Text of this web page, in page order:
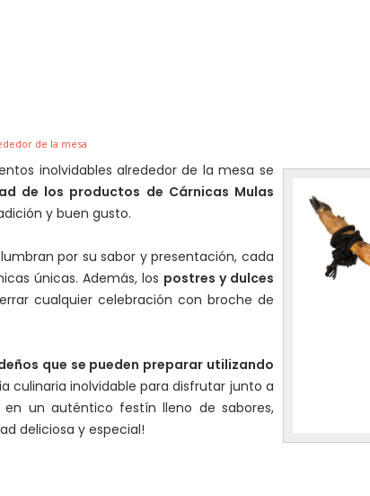
de la mesa
inolvidables alrededor de la mesa se
de los productos de Cárnicas Mulas
y buen gusto.
por su sabor y presentación, cada
únicas. Además, los postres y dulces
cualquier celebración con broche de
que se pueden preparar utilizando
culinaria inolvidable para disfrutar junto a
un auténtico festín lleno de sabores,
deliciosa y especial!